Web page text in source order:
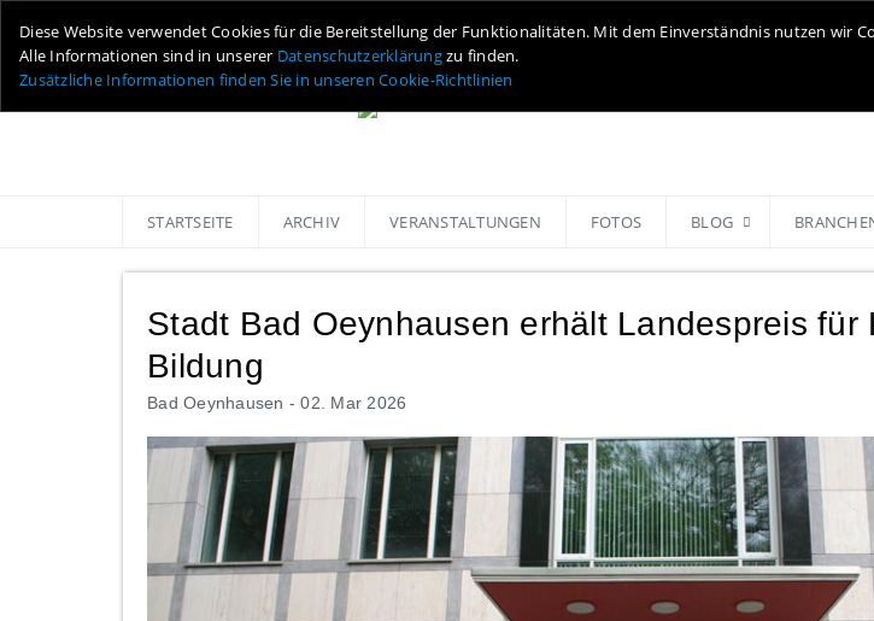
Diese Website verwendet Cookies für die Bereitstellung der Funktionalitäten. Mit dem Einverständnis nutzen wir
Alle Informationen sind in unserer Datenschutzerklärungzu finden.
Zusätzliche Informationen finden Sie in unseren Cookie-Richtlinien
STARTSEITE ARCHIV VERANSTALTUNGEN FOTOS BLOG
Stadt Bad Oeynhausen erhält Landespreis für
Bildung
Bad Oeynhausen -02. Mar 2026